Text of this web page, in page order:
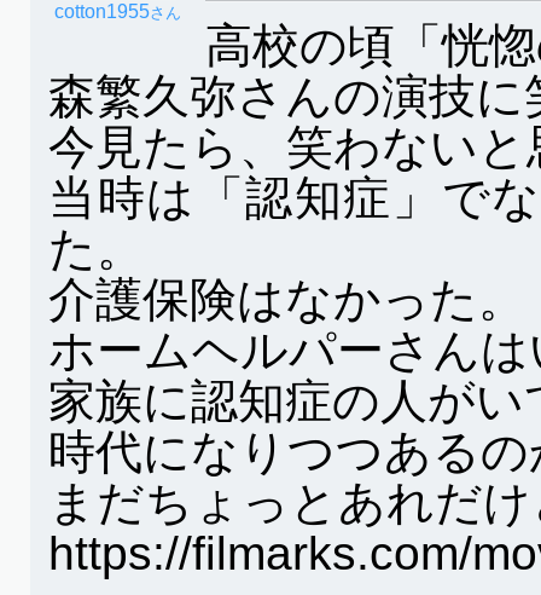
cotton1955さん
高校の頃「恍
森繁久弥さんの演技
今見たら、笑わないと
当時は「認知症」で
た。
介護保険はなかった。
ホームヘルパーさん
家族に認知症の人が
時代になりつつある
まだちょっとあれだ
https://filmarks.com/